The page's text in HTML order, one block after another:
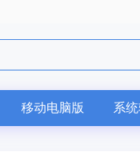
移动电脑版 系